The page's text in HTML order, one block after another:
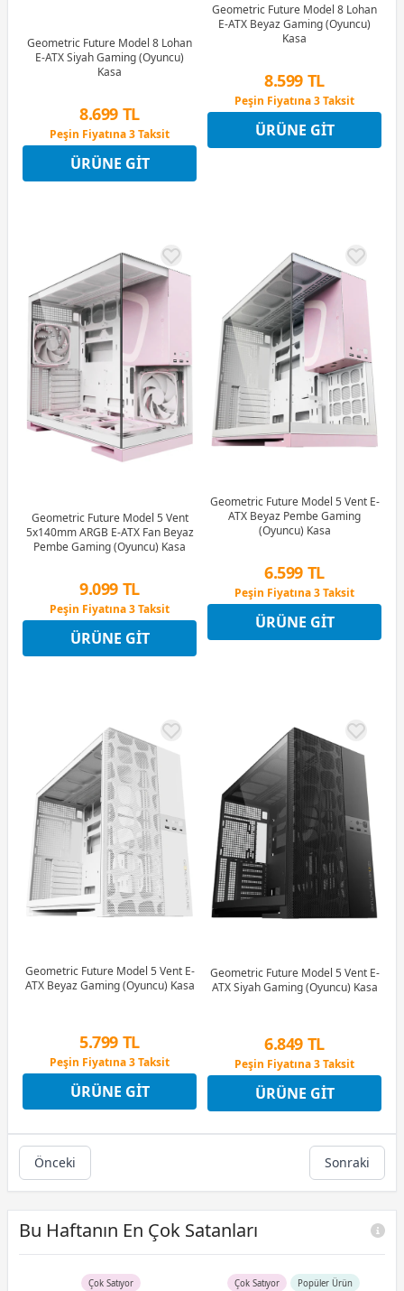
Geometric Future Model 8 Lohan
E-ATX Siyah Gaming (Oyuncu)
Kasa
8.699 TL
Peşin Fiyatına 3 Taksit
12 Ay x 1.023 TL taksitle
Peşin Fiyatına 3 Taksit
ÜRÜNE GIT
Geometric Future Model 8 Lohan
E-ATX Beyaz Gaming (Oyuncu)
Kasa
8.599 TL
Peşin Fiyatına 3 Taksit
12 Ay x 1.012 TL taksitle
Peşin Fiyatına 3 Taksit
ÜRÜNE GIT
Geometric Future Model 5 Vent
5x140mm ARGB E-ATX Fan Beyaz
Pembe Gaming (Oyuncu) Kasa
9.099 TL
Peşin Fiyatına 3 Taksit
12 Ay x 1.070 TL taksitle
Peşin Fiyatına 3 Taksit
ÜRÜNE GIT
Geometric Future Model 5 Vent E-
ATX Beyaz Pembe Gaming
(Oyuncu) Kasa
6.599 TL
Peşin Fiyatına 3 Taksit
12 Ay x 776 TL taksitle
Peşin Fiyatına 3 Taksit
ÜRÜNE GIT
Geometric Future Model 5 Vent E-
ATX Beyaz Gaming (Oyuncu) Kasa
5.799 TL
Peşin Fiyatına 3 Taksit
12 Ay x 682 TL taksitle
Peşin Fiyatına 3 Taksit
ÜRÜNE GIT
Geometric Future Model 5 Vent E-
ATX Siyah Gaming (Oyuncu) Kasa
6.849 TL
Peşin Fiyatına 3 Taksit
12 Ay x 806 TL taksitle
Peşin Fiyatına 3 Taksit
ÜRÜNE GIT
Önceki Sonraki
Bu Haftanın En Çok Satanları
Çok Satıyor Çok Satıyor Popüler Ürün